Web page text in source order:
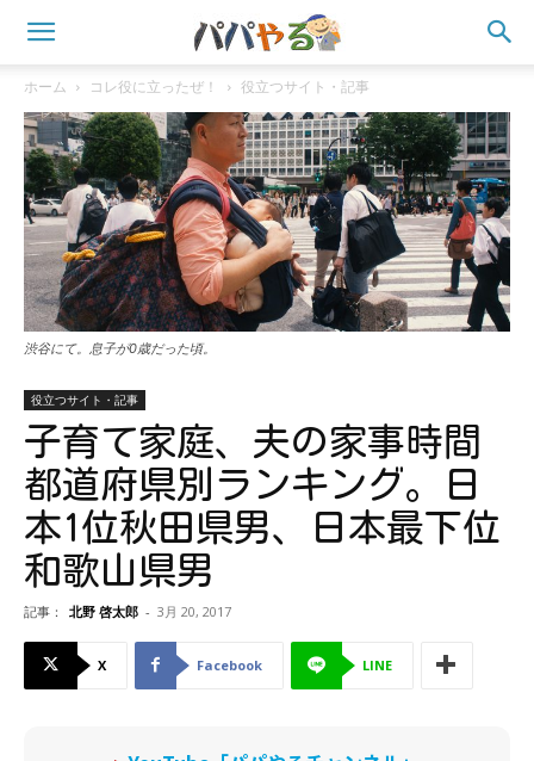
ホーム コレ役に立ったぜ！ 役立つサイト・記事
渋谷にて。息子が0歳だった頃。
役立つサイト・記事
子育て家庭、夫の家事時間
都道府県別ランキング。日
本1位秋田県男、日本最下位
和歌山県男
記事： 北野 啓太郎 - 3月 20, 2017
X Facebook LINE